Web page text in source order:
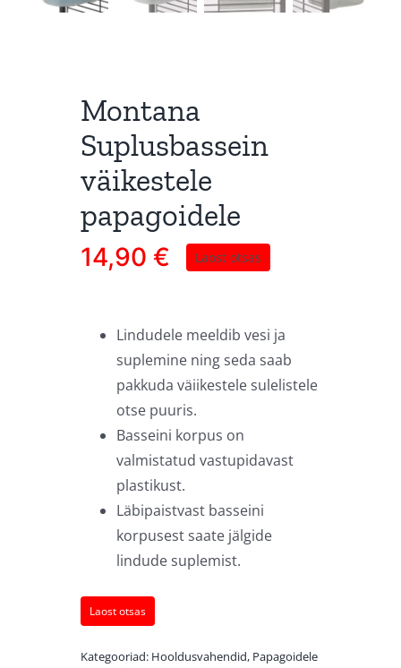
Montana
Suplusbassein
väikestele
papagoidele
14,90 € Laost otsas
Lindudele meeldib vesi ja
suplemine ning seda saab
pakkuda väiikestele sulelistele
otse puuris.
Basseini korpus on
valmistatud vastupidavast
plastikust.
Läbipaistvast basseini
korpusest saate jälgide
lindude suplemist.
Laost otsas
Kategooriad: Hooldusvahendid, Papagoidele